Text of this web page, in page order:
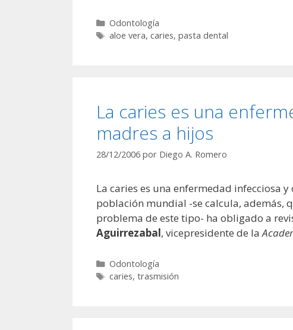
Categorías
Odontología
Etiquetas
aloe vera, caries, pasta dental
La caries es una
madres a hijos
28/12/2006 por Diego A. Romero
La caries es una enfermedad infecciosa
población mundial -se calcula, además,
problema de este tipo- ha obligado a
Aguirrezabal, vicepresidente de la
Categorías
Odontología
Etiquetas
caries, trasmisión